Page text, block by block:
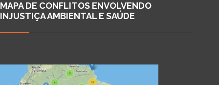
MAPA DE CONFLITOS ENVOLVENDO
INJUSTIÇA AMBIENTAL E SAÚDE